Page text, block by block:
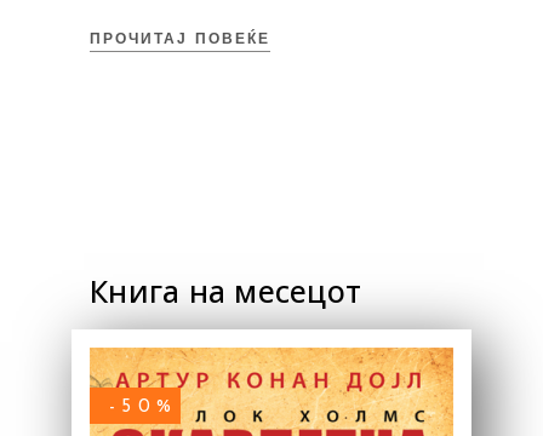
ПРОЧИТАЈ ПОВЕЌЕ
Книга на месецот
-50%